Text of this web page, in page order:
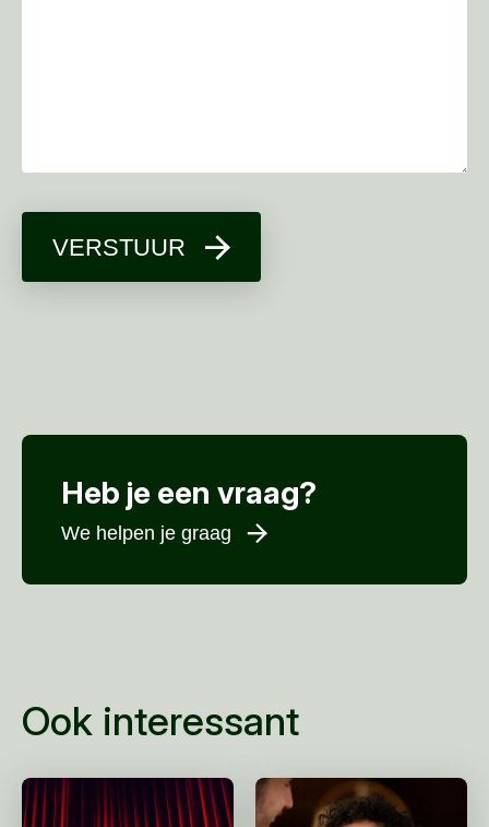
VERSTUUR
Heb je een vraag?
We helpen je graag
E-mailadres
Telefoonnummer
Ook interessant